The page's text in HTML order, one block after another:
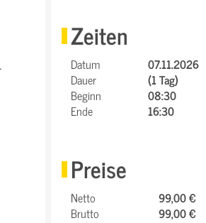
Zeiten
Datum
07.11.2026
Dauer
(1 Tag)
Beginn
08:30
Ende
16:30
Preise
Netto
99,00 €
Brutto
99,00 €